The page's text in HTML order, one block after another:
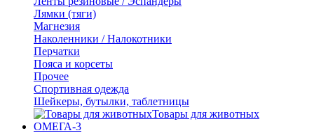
Лямки (тяги)
Магнезия
Наколенники / Налокотники
Перчатки
Пояса и корсеты
Прочее
Спортивная одежда
Шейкеры, бутылки, таблетницы
Товары для животных
ОМЕГА-3